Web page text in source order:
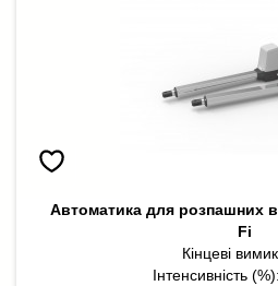
Автоматика для розпашних
Fi
Кінцеві
Інтенсивність (%):